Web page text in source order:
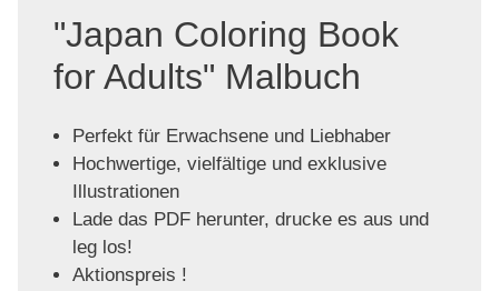
"Japan Coloring Book
for Adults" Malbuch
Perfekt für Erwachsene und Liebhaber
Hochwertige, vielfältige und exklusive
Illustrationen
Lade das PDF herunter, drucke es aus und
leg los!
Aktionspreis !